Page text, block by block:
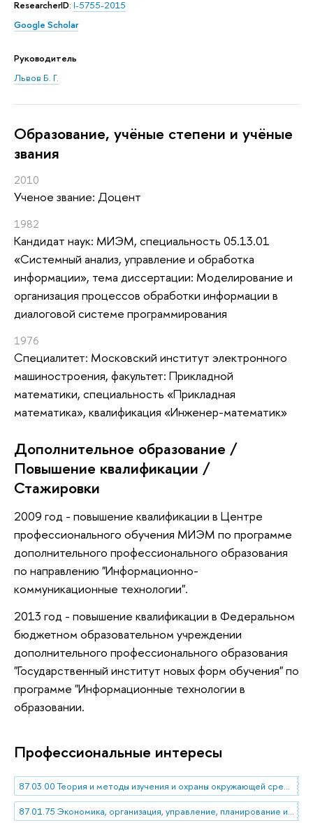
ResearcherID: I-5755-2015
Google Scholar
Руководитель
Львов Б. Г.
Oбразование, учёные степени и учёные
звания
2010
Ученое звание: Доцент
1982
Кандидат наук: МИЭМ, специальность 05.13.01
«Системный анализ, управление и обработка
информации», тема диссертации: Моделирование и
организация процессов обработки информации в
диалоговой системе программирования
1976
Специалитет: Московский институт электронного
машиностроения, факультет: Прикладной
математики, специальность «Прикладная
математика», квалификация «Инженер-математик»
Дополнительное образование /
Повышение квалификации /
Стажировки
2009 год - повышение квалификации в Центре
профессионального обучения МИЭМ по программе
дополнительного профессионального образования
по направлению "Информационно-
коммуникационные технологии".
2013 год - повышение квалификации в Федеральном
бюджетном образовательном учреждении
дополнительного профессионального образования
"Государственный институт новых форм обучения" по
программе "Информационные технологии в
образовании.
Профессиональные интересы
87.03.00 Теория и методы изучения и охраны окружающей среды. Экологические основы использования природных ресурсов
87.01.75 Экономика, организация, управление, планирование и прогнозирование охраны окружающей среды и экологии человека